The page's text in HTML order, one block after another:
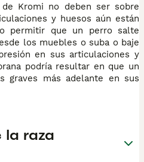
Kromi no deben ser sobre
y huesos aún están
permitir que un perro salte
los muebles o suba o baje
en sus articulaciones y
podría resultar en que un
graves más adelante en sus
la raza